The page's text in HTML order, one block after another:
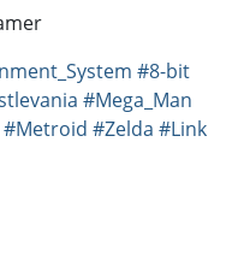
#8-bit
#Mega_Man
#Metroid #Zelda #Link